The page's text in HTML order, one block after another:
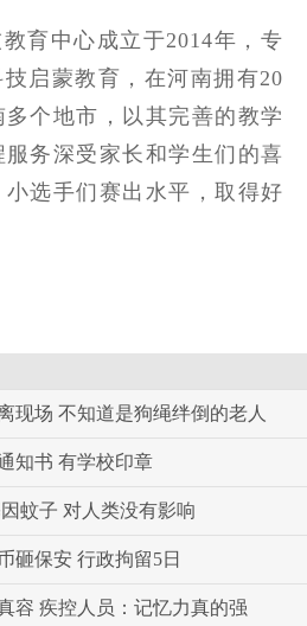
育中心成立于2014年，专
启蒙教育，在河南拥有20
个地市，以其完善的教学
务深受家长和学生们的喜
选手们赛出水平，取得好
现场 不知道是狗绳绊倒的老人
知书 有学校印章
蚊子 对人类没有影响
砸保安 行政拘留5日
容 疾控人员：记忆力真的强